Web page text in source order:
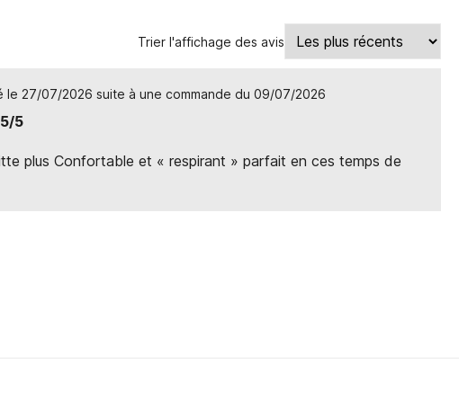
Trier l'affichage des avis
le 27/07/2026 suite à une commande du 09/07/2026
5/5
plus Confortable et « respirant » parfait en ces temps de